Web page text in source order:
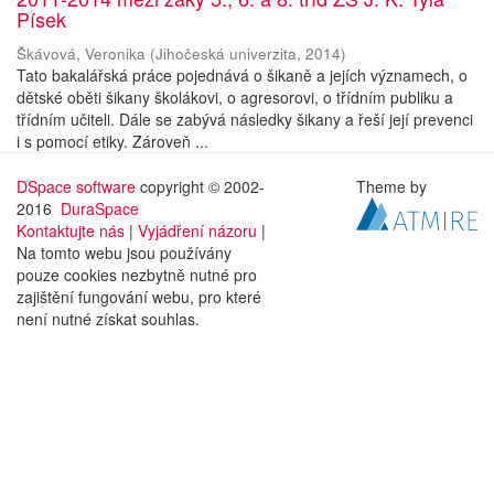
Písek
Škávová, Veronika (Jihočeská univerzita, 2014)
Tato bakalářská práce pojednává o šikaně a jejích významech, o
dětské oběti šikany školákovi, o agresorovi, o třídním publiku a
třídním učiteli. Dále se zabývá následky šikany a řeší její prevenci
i s pomocí etiky. Zároveň ...
DSpace software copyright © 2002-
2016 DuraSpace
Kontaktujte nás | Vyjádření názoru |
Na tomto webu jsou používány
pouze cookies nezbytně nutné pro
zajištění fungování webu, pro které
není nutné získat souhlas.
Theme by